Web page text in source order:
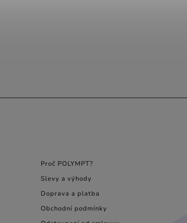
Proč POLYMPT?
Slevy a výhody
Doprava a platba
Obchodní podmínky